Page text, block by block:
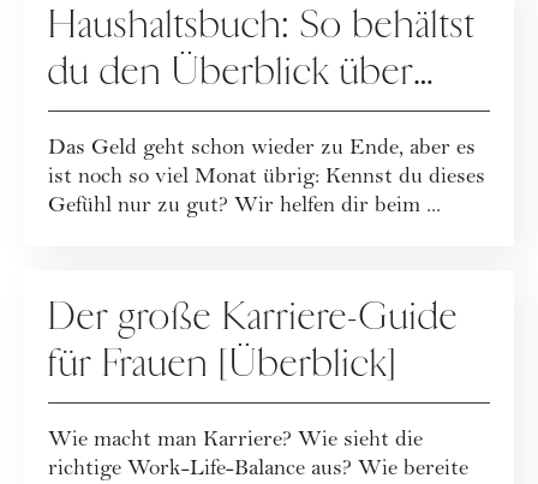
Haushaltsbuch: So behältst
du den Überblick über
deine Finanzen
Das Geld geht schon wieder zu Ende, aber es
ist noch so viel Monat übrig: Kennst du dieses
Gefühl nur zu gut? Wir helfen dir beim ...
Der große Karriere-Guide
für Frauen [Überblick]
Wie macht man Karriere? Wie sieht die
richtige Work-Life-Balance aus? Wie bereite